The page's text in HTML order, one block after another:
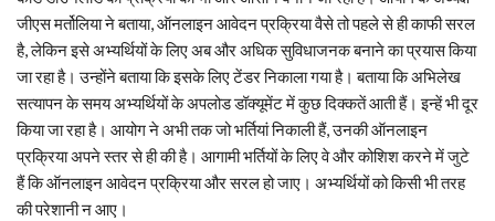
जीएस मर्तोलिया ने बताया, ऑनलाइन आवेदन प्रक्रिया वैसे तो पहले से ही काफी सरल
है, लेकिन इसे अभ्यर्थियों के लिए अब और अधिक सुविधाजनक बनाने का प्रयास किया
जा रहा है। उन्होंने बताया कि इसके लिए टेंडर निकाला गया है। बताया कि अभिलेख
सत्यापन के समय अभ्यर्थियों के अपलोड डॉक्यूमेंट में कुछ दिक्कतें आती हैं। इन्हें भी दूर
किया जा रहा है। आयोग ने अभी तक जो भर्तियां निकाली हैं, उनकी ऑनलाइन
प्रक्रिया अपने स्तर से ही की है। आगामी भर्तियों के लिए वे और कोशिश करने में जुटे
हैं कि ऑनलाइन आवेदन प्रक्रिया और सरल हो जाए। अभ्यर्थियों को किसी भी तरह
की परेशानी न आए।